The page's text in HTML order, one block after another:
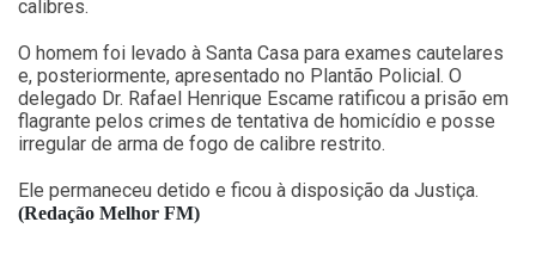
calibres.
O homem foi levado à Santa Casa para exames cautelares
e, posteriormente, apresentado no Plantão Policial. O
delegado Dr. Rafael Henrique Escame ratificou a prisão em
flagrante pelos crimes de tentativa de homicídio e posse
irregular de arma de fogo de calibre restrito.
Ele permaneceu detido e ficou à disposição da Justiça.
(Redação Melhor FM)